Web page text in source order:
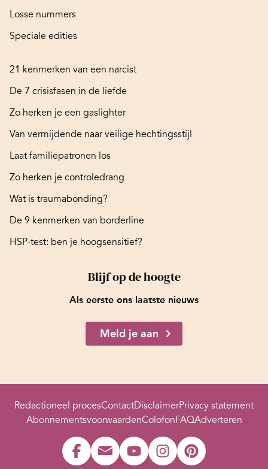
Losse nummers
Speciale edities
21 kenmerken van een narcist
De 7 crisisfasen in de liefde
Zo herken je een gaslighter
Van vermijdende naar veilige hechtingsstijl
Laat familiepatronen los
Zo herken je controledrang
Wat is traumabonding?
De 9 kenmerken van borderline
HSP-test: ben je hoogsensitief?
Blijf op de hoogte
Als eerste ons laatste nieuws
Meld je aan
Redactioneel procesContactDisclaimerPrivacy statement
AbonnementsvoorwaardenColofonFAQAdverteren